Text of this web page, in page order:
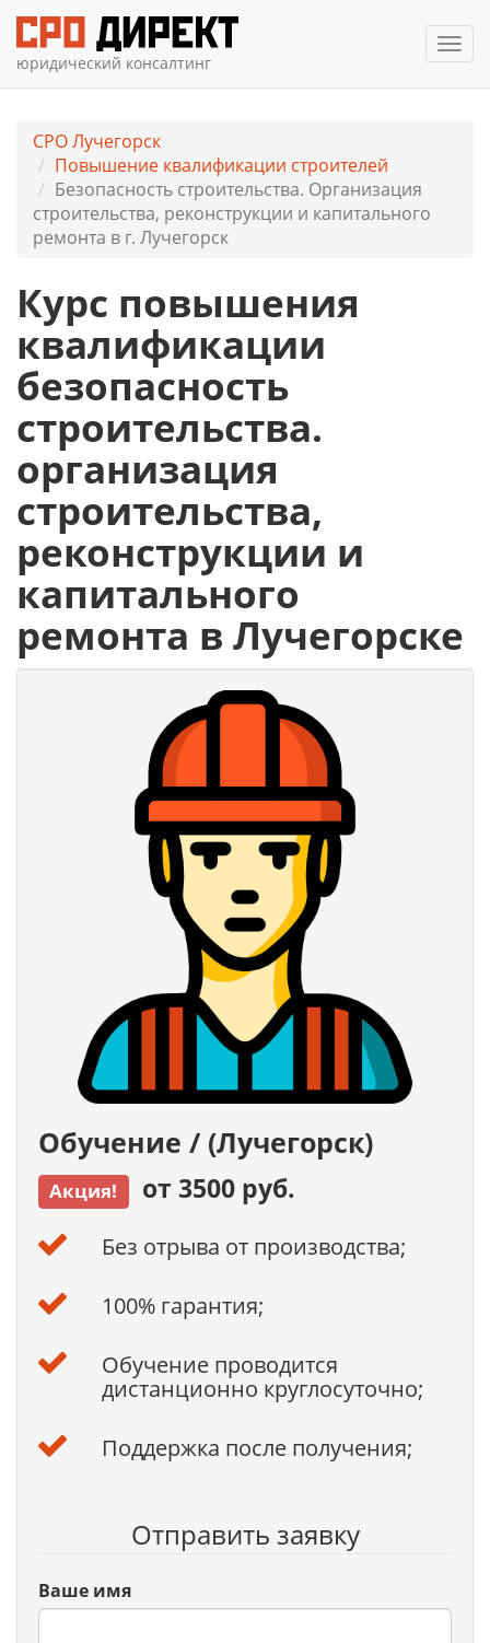
юридический консалтинг
СРО Лучегорск
Повышение квалификации строителей
Безопасность строительства. Организация
строительства, реконструкции и капитального
ремонта в г. Лучегорск
Курс повышения
квалификации
безопасность
строительства.
организация
строительства,
реконструкции и
капитального
ремонта в Лучегорске
Обучение / (Лучегорск)
Акция! от 3500 руб.
Без отрыва от производства;
100% гарантия;
Обучение проводится
дистанционно круглосуточно;
Поддержка после получения;
Отправить заявку
Ваше имя